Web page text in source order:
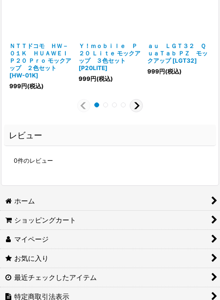
ＮＴＴドコモ ＨＷ－
０１Ｋ ＨＵＡＷＥＩ
Ｐ２０ Ｐｒｏ モックア
ップ ２色セット
[HW-01K]
999円(税込)
Ｙ！ｍｏｂｉｌｅ Ｐ
２０ Ｌｉｔｅ モックア
ップ ３色セット
[P20LITE]
999円(税込)
ａｕ ＬＧＴ３２ Ｑ
ｕａＴａｂ ＰＺ モッ
クアップ [LGT32]
999円(税込)
レビュー
0件のレビュー
ホーム
ショッピングカート
マイページ
お気に入り
最近チェックしたアイテム
特定商取引法表示